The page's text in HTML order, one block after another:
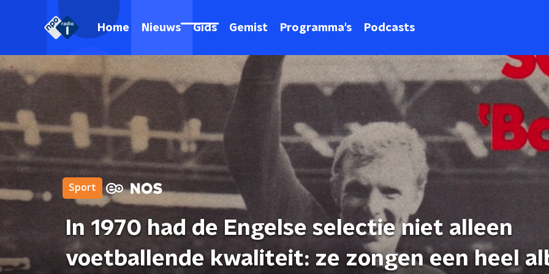
Home Nieuws Gids Gemist Programma's Podcasts
Sport
In 1970 had de Engelse selectie niet alleen
voetballende kwaliteit: ze zongen een heel